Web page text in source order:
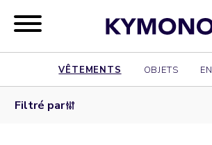
VÊTEMENTS OBJETS
Filtré par